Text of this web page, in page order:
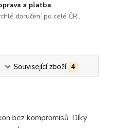
a platba
doručení po celé ČR...
Související zboží 4
bez kompromisů. Díky